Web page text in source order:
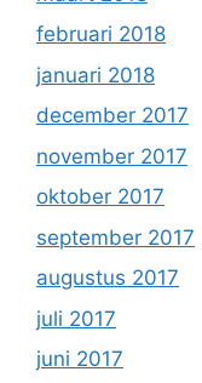
februari 2018
januari 2018
december 2017
november 2017
oktober 2017
september 2017
augustus 2017
juli 2017
juni 2017